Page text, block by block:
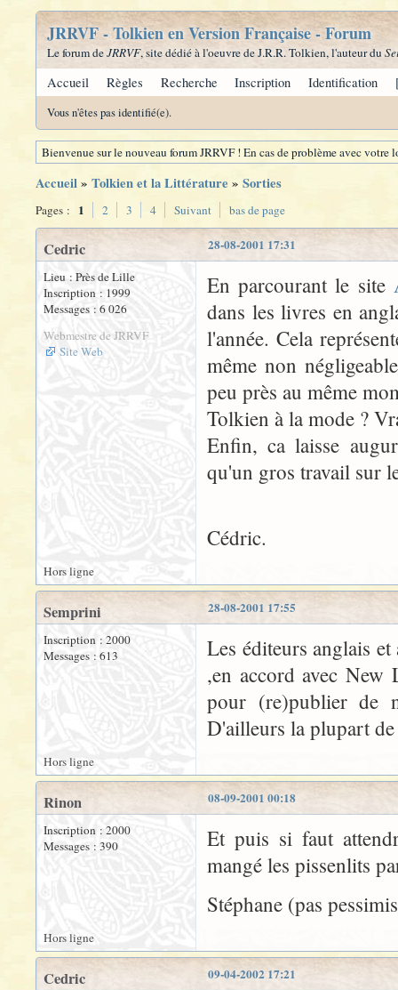
JRRVF - Tolkien en Version Française - Forum
Le forum deJRRVF, site dédié à l'oeuvre de J.R.R. Tolkien, l'auteur du
Accueil Règles Recherche Inscription Identification
Vous n'êtes pas identifié(e).
Bienvenue sur le nouveau forum JRRVF ! En cas de problème avec
Accueil» Tolkien et la Littérature » Sorties
Pages : 1 2 3 4 Suivant bas de page
28-08-2001 17:31
Cedric
Lieu : Près de Lille
Inscription : 1999
Messages : 6 026
Webmestre de JRRVF
Site Web
En parcourant le site
dans les livres en
l'année. Cela
même non
peu près au même
Tolkien à la mode ?
Enfin, ca laisse
qu'un gros travail sur
Cédric.
Hors ligne
28-08-2001 17:55
Semprini
Inscription : 2000
Messages : 613
Les éditeurs anglais
,en accord avec
pour (re)publier de
D'ailleurs la plupart
Hors ligne
08-09-2001 00:18
Rinon
Inscription : 2000
Messages : 390
Et puis si faut
mangé les pissenlits
Stéphane (pas
Hors ligne
09-04-2002 17:21
Cedric